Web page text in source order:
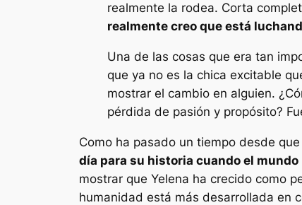
realmente la rodea. Corta
realmente creo que está
Una de las cosas que era tan
que ya no es la chica excitable
mostrar el cambio en alguien.
pérdida de pasión y propósito?
Como ha pasado un tiempo desde
día para su historia cuando el mundo
mostrar que Yelena ha crecido como
humanidad está más desarrollada en